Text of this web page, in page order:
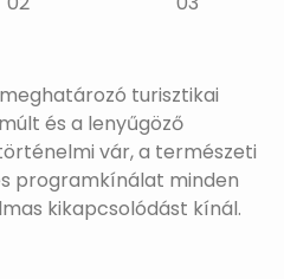
turisztikai
és a lenyűgöző
vár, a természeti
programkínálat minden
kikapcsolódást kínál.